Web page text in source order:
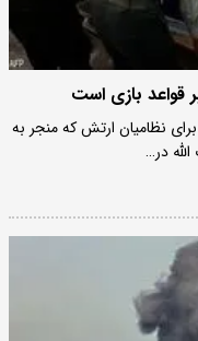
قواعد بازی است
نظامیان ارتش که منجر به